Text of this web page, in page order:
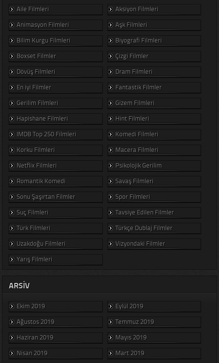
Aile Filmleri
Aksiyon Filmleri
Animasyon Filmleri
Aşk Filmleri
Bilim Kurgu Filmleri
Biyografi Filmleri
Boxset Filmler
Çizgi Filmler
Dövüş Filmleri
Dram Filmleri
En iyi Filmler
Fantastik Filmler
Gerilim Filmleri
Gizem Filmleri
Hapishane Filmleri
Hint Filmleri
IMDB Top 250 Filmleri
Komedi Filmleri
Korku Filmleri
Macera Filmleri
Netflix Filmleri
Psikolojik Gerilim
Romantik Komedi
Savaş Filmleri
Sonu Şaşırtan Filmler
Spor Filmleri
Suç Filmleri
Tavsiye Edilen Filmler
Türk Filmleri
Türkçe Dublaj Filmler
Uzakdoğu Filmleri
Vizyondaki Filmler
Yarış Filmleri
ARSIV
Ekim 2019
Eylül 2019
Ağustos 2019
Temmuz 2019
Haziran 2019
Mayıs 2019
Nisan 2019
Mart 2019